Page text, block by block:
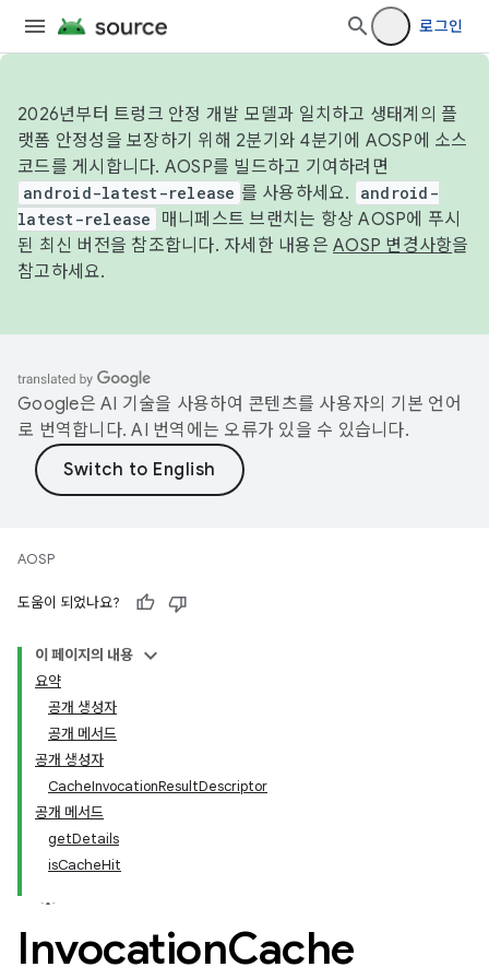
로그인
2026년부터 트렁크 안정 개발 모델과 일치하고 생태계의 플
랫폼 안정성을 보장하기 위해 2분기와 4분기에 AOSP에 소스
코드를 게시합니다. AOSP를 빌드하고 기여하려면
android-latest-release 를 사용하세요.
android-
latest-release
매니페스트 브랜치는 항상 AOSP에 푸시
된 최신 버전을 참조합니다. 자세한 내용은 AOSP 변경사항을
참고하세요.
Google은 AI 기술을 사용하여 콘텐츠를 사용자의 기본 언어
로 번역합니다. AI 번역에는 오류가 있을 수 있습니다.
AOSP
도움이 되었나요?
이 페이지의 내용
요약
공개 생성자
공개 메서드
공개 생성자
CacheInvocationResultDescriptor
공개 메서드
getDetails
isCacheHit
InvocationCache